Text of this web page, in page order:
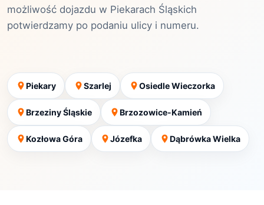
możliwość dojazdu w Piekarach Śląskich
potwierdzamy po podaniu ulicy i numeru.
Piekary Szarlej Osiedle Wieczorka
Brzeziny Śląskie Brzozowice-Kamień
Kozłowa Góra Józefka Dąbrówka Wielka